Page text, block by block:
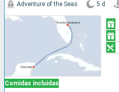
Comidas incluidas
Adventure of the Seas 5 d